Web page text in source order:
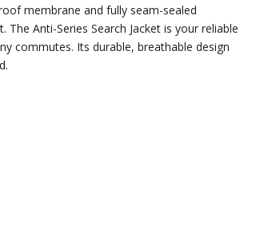
membrane and fully seam-sealed
Anti-Series Search Jacket is your reliable
commutes. Its durable, breathable design